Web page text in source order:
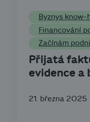
Byznys know-
Financování
Začínám
Přijatá
evidence a
21. března 2025